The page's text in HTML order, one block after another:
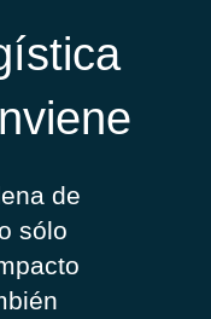
de
sólo